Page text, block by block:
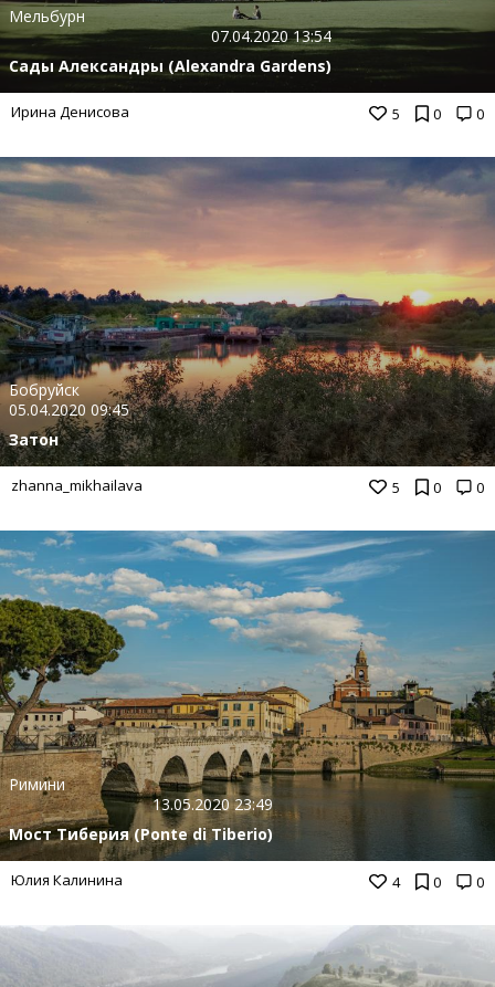
5 0 0
Мельбурн
07.04.2020 13:54
Сады Александры (Alexandra Gardens)
Ирина Денисова
5 0 0
Бобруйск
05.04.2020 09:45
Затон
zhanna_mikhailava
4 0 0
Римини
13.05.2020 23:49
Мост Тиберия (Ponte di Tiberio)
Юлия Калинина